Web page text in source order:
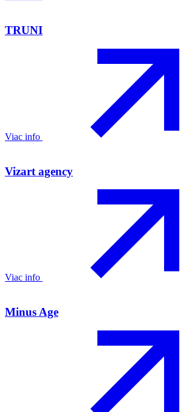
TRUNI
Viac info
Vizart agency
Viac info
Minus Age